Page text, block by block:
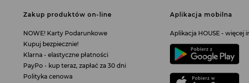
Zakup produktów on-line
NOWE! Karty Podarunkowe
Kupuj bezpiecznie!
Klarna - elastyczne płatności
PayPo - kup teraz, zapłać za 30 dni
Polityka cenowa
Aplikacja mobilna
Aplikacja HOUSE - więcej